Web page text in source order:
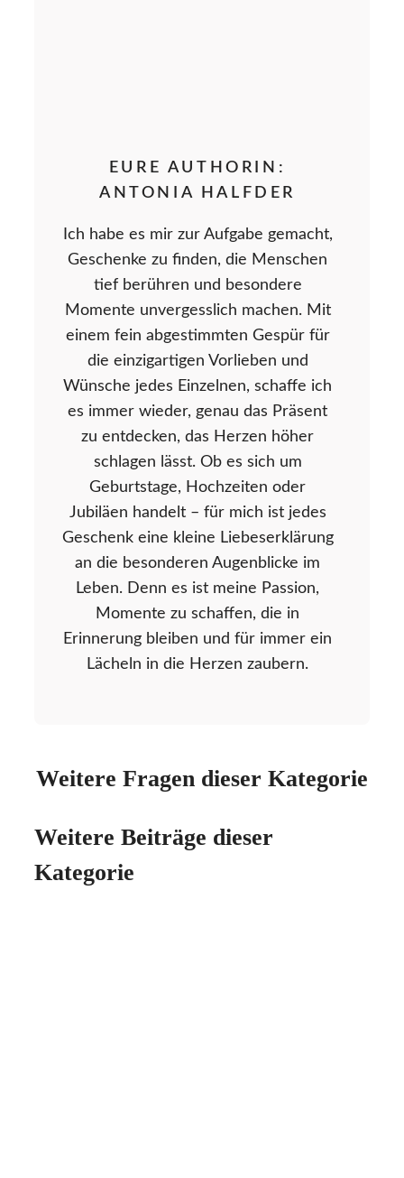
EURE AUTHORIN:
ANTONIA HALFDER
Ich habe es mir zur Aufgabe gemacht,
Geschenke zu finden, die Menschen
tief berühren und besondere
Momente unvergesslich machen. Mit
einem fein abgestimmten Gespür für
die einzigartigen Vorlieben und
Wünsche jedes Einzelnen, schaffe ich
es immer wieder, genau das Präsent
zu entdecken, das Herzen höher
schlagen lässt. Ob es sich um
Geburtstage, Hochzeiten oder
Jubiläen handelt – für mich ist jedes
Geschenk eine kleine Liebeserklärung
an die besonderen Augenblicke im
Leben. Denn es ist meine Passion,
Momente zu schaffen, die in
Erinnerung bleiben und für immer ein
Lächeln in die Herzen zaubern.
Weitere Fragen dieser Kategorie
Weitere Beiträge dieser
Kategorie